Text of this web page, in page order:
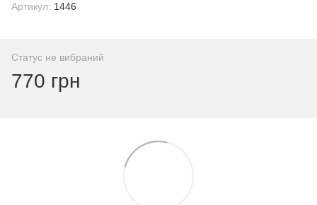
Артикул: 1446
Статус не вибраний
770 грн